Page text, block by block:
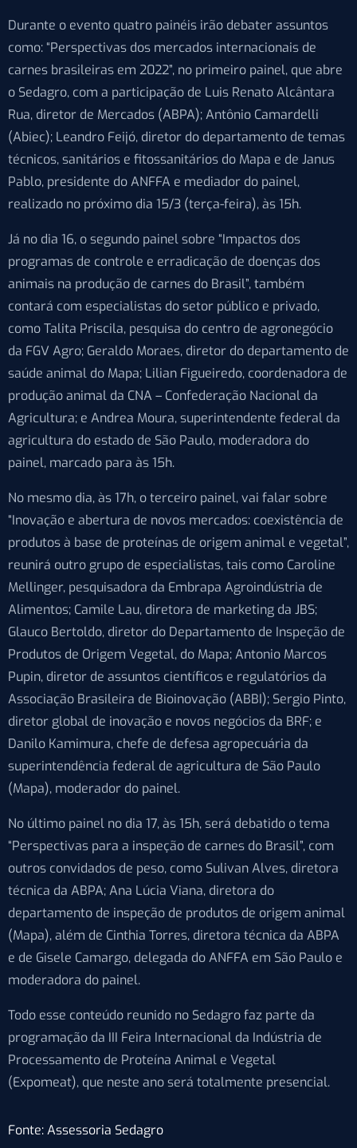
Durante o evento quatro painéis irão debater assuntos
como: “Perspectivas dos mercados internacionais de
carnes brasileiras em 2022”, no primeiro painel, que abre
o Sedagro, com a participação de Luis Renato Alcântara
Rua, diretor de Mercados (ABPA); Antônio Camardelli
(Abiec); Leandro Feijó, diretor do departamento de temas
técnicos, sanitários e fitossanitários do Mapa e de Janus
Pablo, presidente do ANFFA e mediador do painel,
realizado no próximo dia 15/3 (terça-feira), às 15h.
Já no dia 16, o segundo painel sobre “Impactos dos
programas de controle e erradicação de doenças dos
animais na produção de carnes do Brasil”, também
contará com especialistas do setor público e privado,
como Talita Priscila, pesquisa do centro de agronegócio
da FGV Agro; Geraldo Moraes, diretor do departamento de
saúde animal do Mapa; Lilian Figueiredo, coordenadora de
produção animal da CNA – Confederação Nacional da
Agricultura; e Andrea Moura, superintendente federal da
agricultura do estado de São Paulo, moderadora do
painel, marcado para às 15h.
No mesmo dia, às 17h, o terceiro painel, vai falar sobre
“Inovação e abertura de novos mercados: coexistência de
produtos à base de proteínas de origem animal e vegetal”,
reunirá outro grupo de especialistas, tais como Caroline
Mellinger, pesquisadora da Embrapa Agroindústria de
Alimentos; Camile Lau, diretora de marketing da JBS;
Glauco Bertoldo, diretor do Departamento de Inspeção de
Produtos de Origem Vegetal, do Mapa; Antonio Marcos
Pupin, diretor de assuntos científicos e regulatórios da
Associação Brasileira de Bioinovação (ABBI); Sergio Pinto,
diretor global de inovação e novos negócios da BRF; e
Danilo Kamimura, chefe de defesa agropecuária da
superintendência federal de agricultura de São Paulo
(Mapa), moderador do painel.
No último painel no dia 17, às 15h, será debatido o tema
“Perspectivas para a inspeção de carnes do Brasil”, com
outros convidados de peso, como Sulivan Alves, diretora
técnica da ABPA; Ana Lúcia Viana, diretora do
departamento de inspeção de produtos de origem animal
(Mapa), além de Cinthia Torres, diretora técnica da ABPA
e de Gisele Camargo, delegada do ANFFA em São Paulo e
moderadora do painel.
Todo esse conteúdo reunido no Sedagro faz parte da
programação da III Feira Internacional da Indústria de
Processamento de Proteína Animal e Vegetal
(Expomeat), que neste ano será totalmente presencial.
Fonte: Assessoria Sedagro